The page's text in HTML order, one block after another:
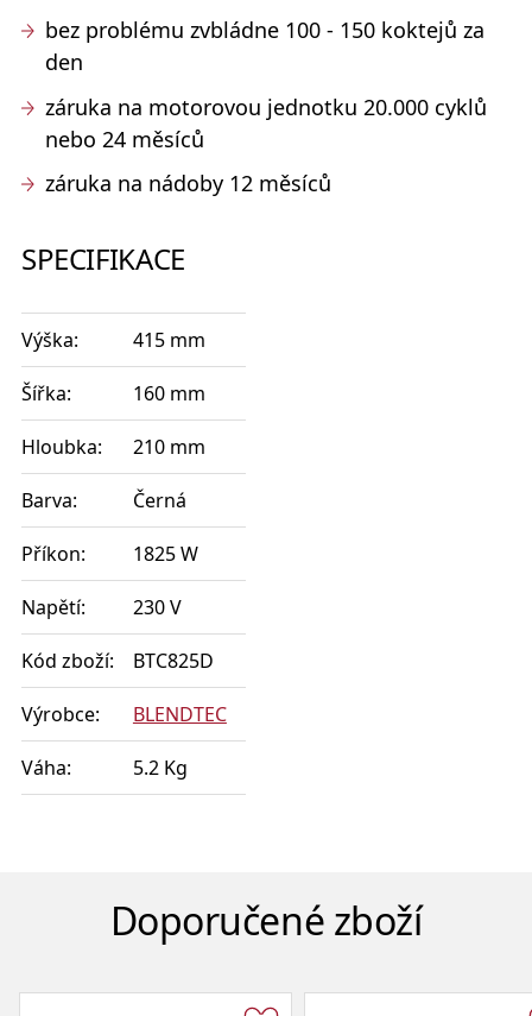
bez problému zvbládne 100 - 150 koktejů za
den
záruka na motorovou jednotku 20.000 cyklů
nebo 24 měsíců
záruka na nádoby 12 měsíců
SPECIFIKACE
Výška: 415 mm
Šířka: 160 mm
Hloubka: 210 mm
Barva: Černá
Příkon: 1825 W
Napětí: 230 V
Kód zboží: BTC825D
Výrobce: BLENDTEC
Váha: 5.2 Kg
Doporučené zboží